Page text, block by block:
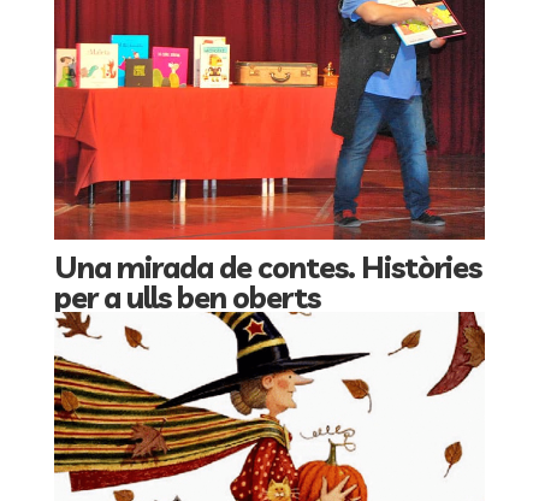
Una mirada de contes. Històries
per a ulls ben oberts